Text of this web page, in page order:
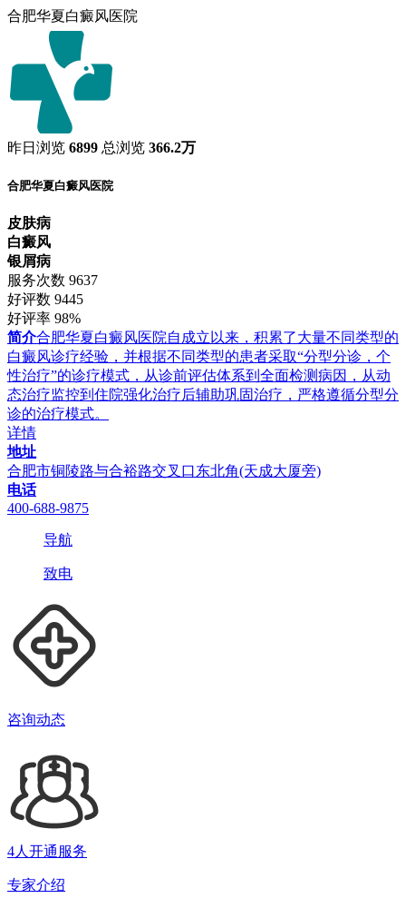
合肥华夏白癜风医院
昨日浏览 6899 总浏览 366.2万
合肥华夏白癜风医院
皮肤病
白癜风
银屑病
服务次数 9637
好评数 9445
好评率 98%
简介合肥华夏白癜风医院自成立以来，积累了大量不同类型的
白癜风诊疗经验，并根据不同类型的患者采取“分型分诊，个
性治疗”的诊疗模式，从诊前评估体系到全面检测病因，从动
态治疗监控到住院强化治疗后辅助巩固治疗，严格遵循分型分
诊的治疗模式。
详情
地址
合肥市铜陵路与合裕路交叉口东北角(天成大厦旁)
电话
400-688-9875
导航
致电
咨询动态
4人开通服务
专家介绍